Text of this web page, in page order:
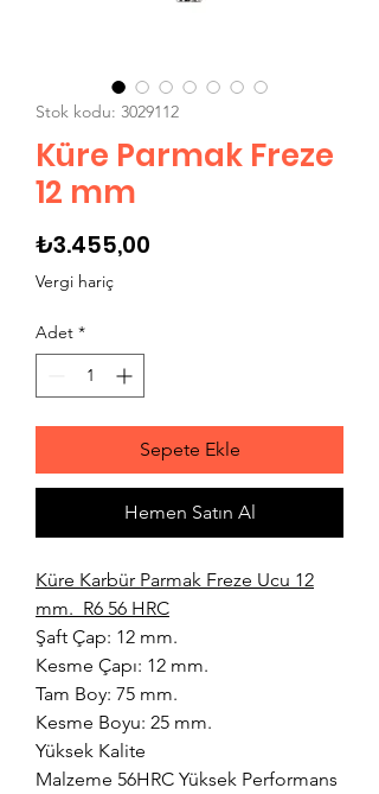
Stok kodu: 3029112
Küre Parmak Freze
12 mm
₺3.455,00
Vergi hariç
Adet *
Sepete Ekle
Hemen Satın Al
Küre Karbür Parmak Freze Ucu 12
mm. R6 56 HRC
Şaft Çap: 12 mm.
Kesme Çapı: 12 mm.
Tam Boy: 75 mm.
Kesme Boyu: 25 mm.
Yüksek Kalite
Malzeme 56HRC Yüksek Performans